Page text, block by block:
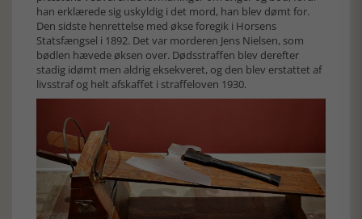
han erklærede sig uskyldig i det mord, han blev dømt for.
Den sidste henrettelse med økse foregik i Horsens
Statsfængsel i 1892. Det var morderen Jens Nielsen, som
bødlen hævede øksen over. Dødsstraffen blev derefter
stadig idømt men aldrig eksekveret, og den blev erstattet af
livsstraf og helt afskaffet i straffeloven 1930.